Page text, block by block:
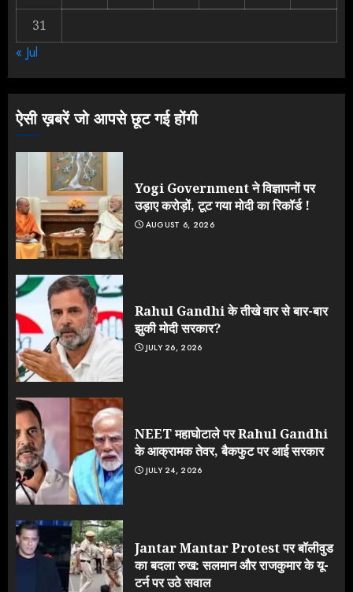
3
NEET महाघोटाले पर Rahul Gandhi
31
« Jul
ऐसी ख़बरें जो आपसे छूट गई होंगी
Yogi Government ने विज्ञापनों पर
उड़ाए करोड़ों, टूट गया मोदी का रिकॉर्ड !
AUGUST 6, 2026
Rahul Gandhi के तीखे वार से बार-बार
झुकी मोदी सरकार?
JULY 26, 2026
NEET महाघोटाले पर Rahul Gandhi
के आक्रामक तेवर, बैकफुट पर आई सरकार
JULY 24, 2026
Jantar Mantar Protest पर बॉलीवुड
का बदला रुख: सलमान और राजकुमार के यू-
टर्न पर उठे सवाल